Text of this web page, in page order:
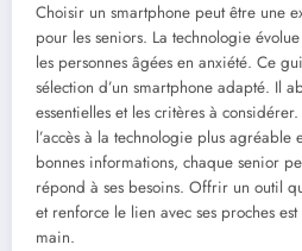
Choisir un smartphone peut être une
pour les seniors. La technologie
les personnes âgées en anxiété. Ce
sélection d’un smartphone adapté. Il
essentielles et les critères à
l’accès à la technologie plus agréable
bonnes informations, chaque senior
répond à ses besoins. Offrir un outil
et renforce le lien avec ses proches
main.